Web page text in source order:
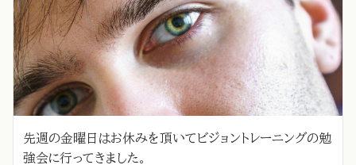
先週の金曜日はお休みを頂いてビジョントレーニングの勉
強会に行ってきました。